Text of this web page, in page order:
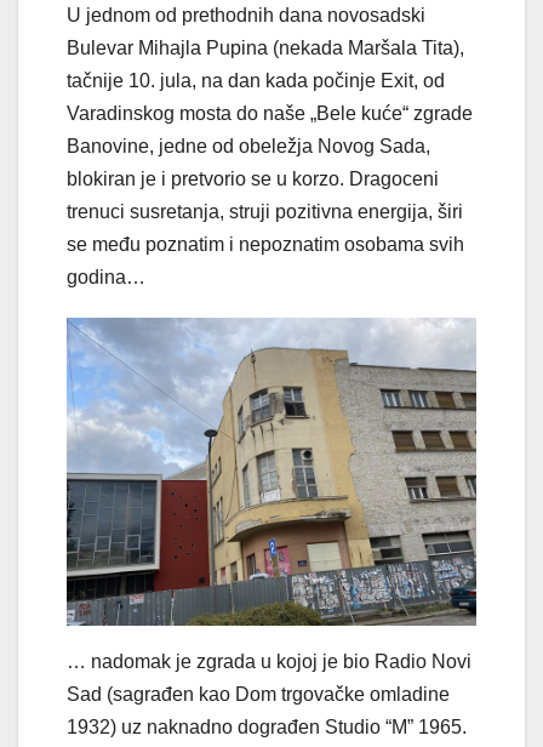
U jednom od prethodnih dana novosadski
Bulevar Mihajla Pupina (nekada Maršala Tita),
tačnije 10. jula, na dan kada počinje Exit, od
Varadinskog mosta do naše „Bele kuće“ zgrade
Banovine, jedne od obeležja Novog Sada,
blokiran je i pretvorio se u korzo. Dragoceni
trenuci susretanja, struji pozitivna energija, širi
se među poznatim i nepoznatim osobama svih
godina…
… nadomak je zgrada u kojoj je bio Radio Novi
Sad (sagrađen kao Dom trgovačke omladine
1932) uz naknadno dograđen Studio “M” 1965.